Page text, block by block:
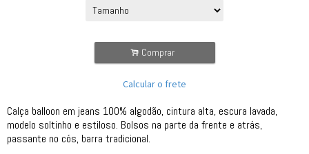
. Comprar
Calcular o frete
Calça balloon em jeans 100% algodão, cintura alta, escura lavada,
modelo soltinho e estiloso. Bolsos na parte da frente e atrás,
passante no cós, barra tradicional.